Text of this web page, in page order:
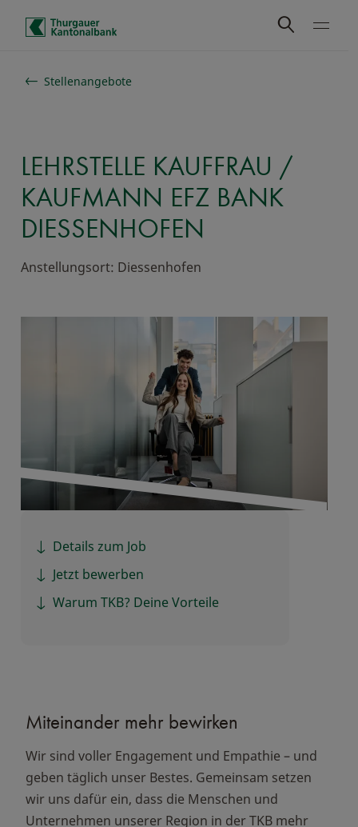
Schnelle Navigation
Stellenangebote
LEHRSTELLE KAUFFRAU /
KAUFMANN EFZ BANK
DIESSENHOFEN
Anstellungsort: Diessenhofen
Details zum Job
Jetzt bewerben
Warum TKB? Deine Vorteile
Miteinander mehr bewirken
Wir sind voller Engagement und Empathie – und
geben täglich unser Bestes. Gemeinsam setzen
wir uns dafür ein, dass die Menschen und
Unternehmen unserer Region in der TKB mehr